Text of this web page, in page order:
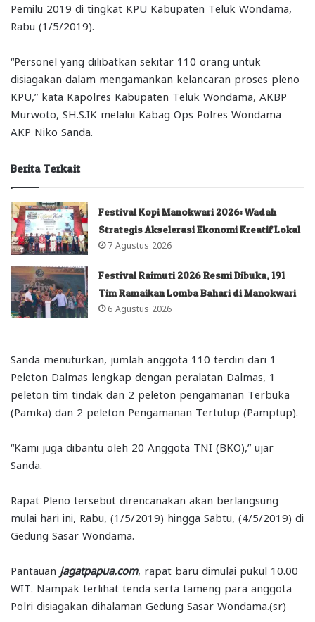
Pemilu 2019 di tingkat KPU Kabupaten Teluk Wondama,
Rabu (1/5/2019).
“Personel yang dilibatkan sekitar 110 orang untuk
disiagakan dalam mengamankan kelancaran proses pleno
KPU,” kata Kapolres Kabupaten Teluk Wondama, AKBP
Murwoto, SH.S.IK melalui Kabag Ops Polres Wondama
AKP Niko Sanda.
Berita Terkait
Festival Kopi Manokwari 2026: Wadah
Strategis Akselerasi Ekonomi Kreatif Lokal
7 Agustus 2026
Festival Raimuti 2026 Resmi Dibuka, 191
Tim Ramaikan Lomba Bahari di Manokwari
6 Agustus 2026
Sanda menuturkan, jumlah anggota 110 terdiri dari 1
Peleton Dalmas lengkap dengan peralatan Dalmas, 1
peleton tim tindak dan 2 peleton pengamanan Terbuka
(Pamka) dan 2 peleton Pengamanan Tertutup (Pamptup).
“Kami juga dibantu oleh 20 Anggota TNI (BKO),” ujar
Sanda.
Rapat Pleno tersebut direncanakan akan berlangsung
mulai hari ini, Rabu, (1/5/2019) hingga Sabtu, (4/5/2019) di
Gedung Sasar Wondama.
Pantauan jagatpapua.com, rapat baru dimulai pukul 10.00
WIT. Nampak terlihat tenda serta tameng para anggota
Polri disiagakan dihalaman Gedung Sasar Wondama.(sr)